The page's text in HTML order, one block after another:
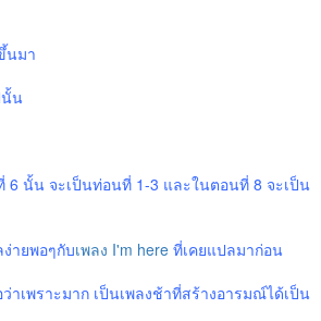
นมา
นั้น
6 นั้น จะเป็นท่อนที่ 1-3 และในตอนที่ 8 จะเป็น
ายพอๆกับเพลง I'm here ที่เคยแปลมาก่อน
าเพราะมาก เป็นเพลงช้าที่สร้างอารมณ์ได้เป็น